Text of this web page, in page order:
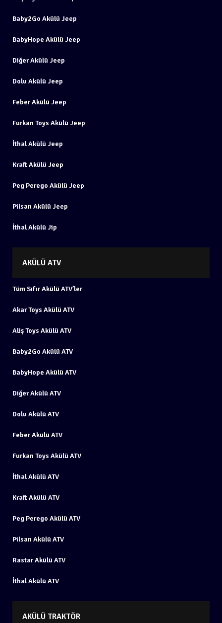
Baby2Go Akülü Jeep
BabyHope Akülü Jeep
Diğer Akülü Jeep
Dolu Akülü Jeep
Feber Akülü Jeep
Furkan Toys Akülü Jeep
İthal Akülü Jeep
Kraft Akülü Jeep
Peg Perego Akülü Jeep
Pilsan Akülü Jeep
İthal Akülü Jip
AKÜLÜ ATV
Tüm Sıfır Akülü ATV’ler
Akar Toys Akülü ATV
Aliş Toys Akülü ATV
Baby2Go Akülü ATV
BabyHope Akülü ATV
Diğer Akülü ATV
Dolu Akülü ATV
Feber Akülü ATV
Furkan Toys Akülü ATV
İthal Akülü ATV
Kraft Akülü ATV
Peg Perego Akülü ATV
Pilsan Akülü ATV
Rastar Akülü ATV
İthal Akülü ATV
AKÜLÜ TRAKTÖR